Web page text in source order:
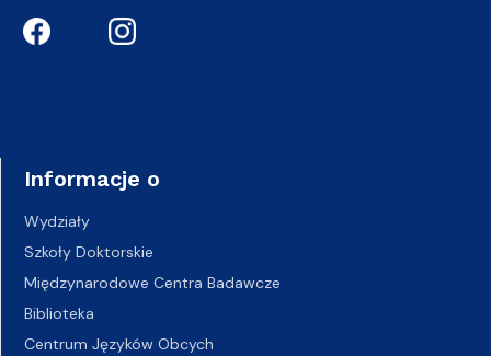
Informacje o
Wydziały
Szkoły Doktorskie
Międzynarodowe Centra Badawcze
Biblioteka
Centrum Języków Obcych